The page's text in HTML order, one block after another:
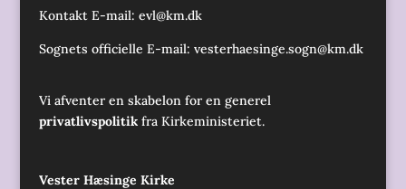
Kontakt E-mail: evl@km.dk
Sognets officielle E-mail: vesterhaesinge.sogn@km.dk
Vi afventer en skabelon for en generel
privatlivspolitikfra Kirkeministeriet.
Vester Hæsinge Kirke